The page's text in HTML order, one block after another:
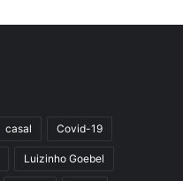
casal Covid-19
Luizinho Goebel